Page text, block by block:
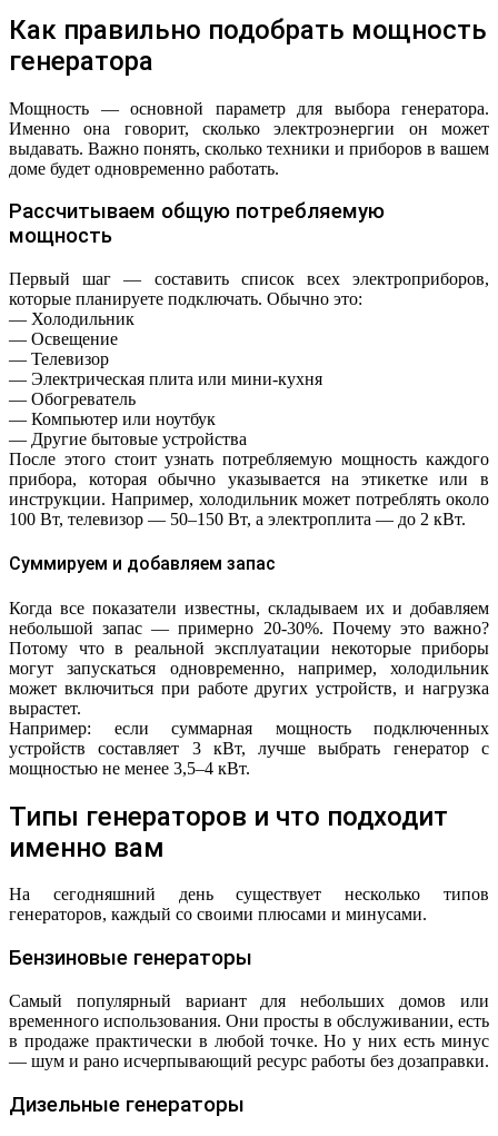
Как правильно подобрать мощность
генератора
Мощность — основной параметр для выбора генератора.
Именно она говорит, сколько электроэнергии он может
выдавать. Важно понять, сколько техники и приборов в вашем
доме будет одновременно работать.
Рассчитываем общую потребляемую
мощность
Первый шаг — составить список всех электроприборов,
которые планируете подключать. Обычно это:
— Холодильник
— Освещение
— Телевизор
— Электрическая плита или мини-кухня
— Обогреватель
— Компьютер или ноутбук
— Другие бытовые устройства
После этого стоит узнать потребляемую мощность каждого
прибора, которая обычно указывается на этикетке или в
инструкции. Например, холодильник может потреблять около
100 Вт, телевизор — 50–150 Вт, а электроплита — до 2 кВт.
Суммируем и добавляем запас
Когда все показатели известны, складываем их и добавляем
небольшой запас — примерно 20-30%. Почему это важно?
Потому что в реальной эксплуатации некоторые приборы
могут запускаться одновременно, например, холодильник
может включиться при работе других устройств, и нагрузка
вырастет.
Например: если суммарная мощность подключенных
устройств составляет 3 кВт, лучше выбрать генератор с
мощностью не менее 3,5–4 кВт.
Типы генераторов и что подходит
именно вам
На сегодняшний день существует несколько типов
генераторов, каждый со своими плюсами и минусами.
Бензиновые генераторы
Самый популярный вариант для небольших домов или
временного использования. Они просты в обслуживании, есть
в продаже практически в любой точке. Но у них есть минус
— шум и рано исчерпывающий ресурс работы без дозаправки.
Дизельные генераторы